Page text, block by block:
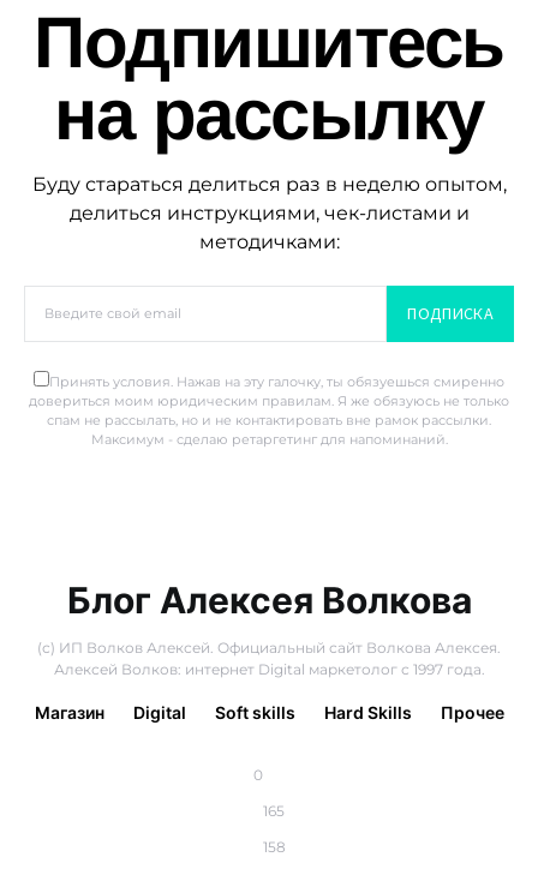
Подпишитесь
на рассылку
Буду стараться делиться раз в неделю опытом,
делиться инструкциями, чек-листами и
методичками:
ПОДПИСКА
Принять условия. Нажав на эту галочку, ты обязуешься смиренно
довериться моим юридическим правилам. Я же обязуюсь не только
спам не рассылать, но и не контактировать вне рамок рассылки.
Максимум - сделаю ретаргетинг для напоминаний.
Блог Алексея Волкова
(с) ИП Волков Алексей. Официальный сайт Волкова Алексея.
Алексей Волков: интернет Digital маркетолог с 1997 года.
0
165
158
Магазин Digital Soft skills Hard Skills Прочее